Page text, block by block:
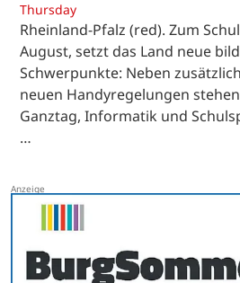
Thursday
Rheinland-Pfalz (red). Zum
August, setzt das Land neue
Schwerpunkte: Neben
neuen Handyregelungen
Ganztag, Informatik und
…